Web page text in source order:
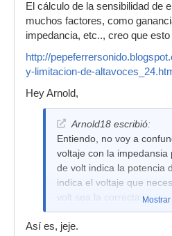
2º Puedo usar uno
despues del EQ?
entrada? para limitar
El cálculo de la sensibilidad de
muchos factores, como
impedancia, etc.., creo que
http://
y-limitacion-de-
Hey Arnold,
Arnold18 escribió:
Entiendo, no voy a
voltaje con la impedansia
de volt indica la potencia
indica el voltaje que
volt sea la
Así es, jeje.